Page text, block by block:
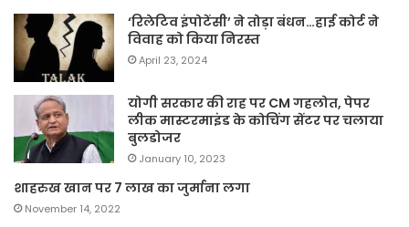
‘रिलेटिव इंपोटेंसी’ ने तोड़ा बंधन…हाई कोर्ट ने
विवाह को किया निरस्त
April 23, 2024
योगी सरकार की राह पर CM गहलोत, पेपर
लीक मास्टरमाइंड के कोचिंग सेंटर पर चलाया
बुलडोजर
January 10, 2023
शाहरुख खान पर 7 लाख का जुर्माना लगा
November 14, 2022